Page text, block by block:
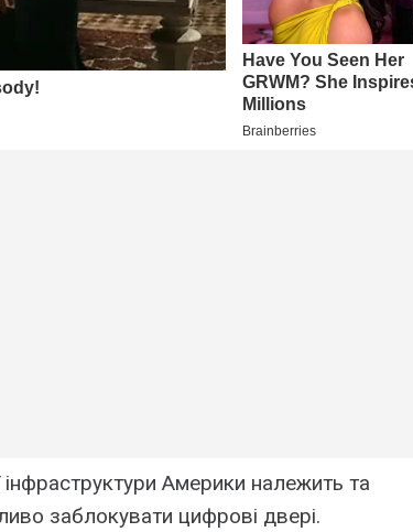
Америки належить та
заблокувати цифрові двері.